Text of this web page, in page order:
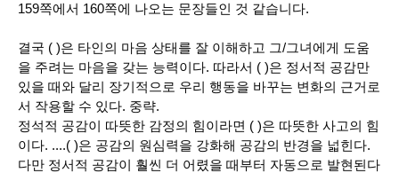
159쪽에서 160쪽에 나오는 문장들인 것 같습니다.
결국 ( )은 타인의 마음 상태를 잘 이해하고 그/그녀에게 도움
을 주려는 마음을 갖는 능력이다. 따라서 ( )은 정서적 공감만
있을 때와 달리 장기적으로 우리 행동을 바꾸는 변화의 근거로
서 작용할 수 있다. 중략.
정석적 공감이 따뜻한 감정의 힘이라면 ( )은 따뜻한 사고의 힘
이다. ....( )은 공감의 원심력을 강화해 공감의 반경을 넓힌다.
다만 정서적 공감이 훨씬 더 어렸을 때부터 자동으로 발현된다